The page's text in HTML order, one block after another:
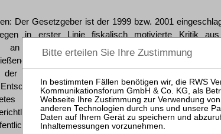
Der Gesetzgeber ist der 1999 bzw. 2001
in erster Linie fiskalisch motivierte Kritik aus
an der grundsätzlichen Marschrichtung mit
Wohlverhaltensphase festgehalten, und dies
Verfahrenskosten. Außerdem stehen dem
offen: Gelingt es dem Schuldner, sich
Insolvenzverfahren zu einigen, so kann er
Schuldenbereinigungsplanverfahren. Dies
im Internet